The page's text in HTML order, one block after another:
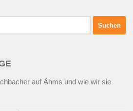
auf Ähms und wie wir sie